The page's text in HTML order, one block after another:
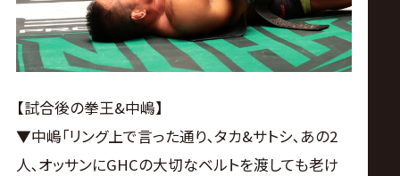
【試合後の拳王&中嶋】
▼中嶋｢リング上で言った通り､タカ&サトシ､あの2
人､オッサンにGHCの大切なベルトを渡しても老け